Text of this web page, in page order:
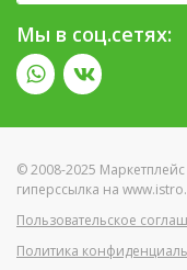
Мы в соц.сетях:
© 2008-2025
гиперссылка на
Пользовательское
Политика